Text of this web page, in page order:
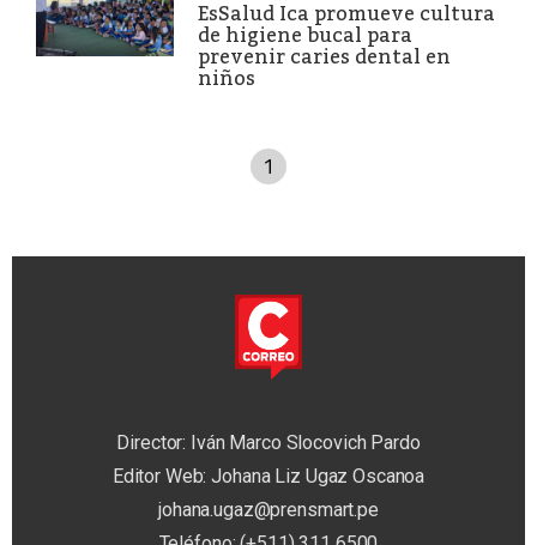
EsSalud Ica promueve cultura
de higiene bucal para
prevenir caries dental en
niños
1
Director: Iván Marco Slocovich Pardo
Editor Web: Johana Liz Ugaz Oscanoa
johana.ugaz@prensmart.pe